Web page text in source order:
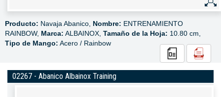
Producto: Navaja Abanico, Nombre: ENTRENAMIENTO
RAINBOW, Marca: ALBAINOX, Tamaño de la Hoja: 10.80 cm,
Tipo de Mango: Acero / Rainbow
02267 - Abanico Albainox Training